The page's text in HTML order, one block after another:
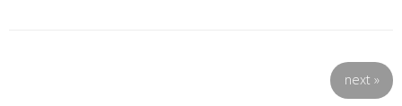
next »